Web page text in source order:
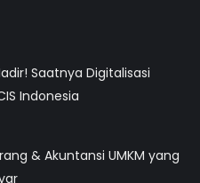
Saatnya Digitalisasi
Indonesia
& Akuntansi UMKM yang